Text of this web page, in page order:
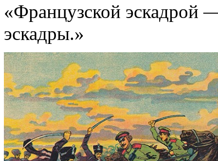
«Французской эскадрой
эскадры.»